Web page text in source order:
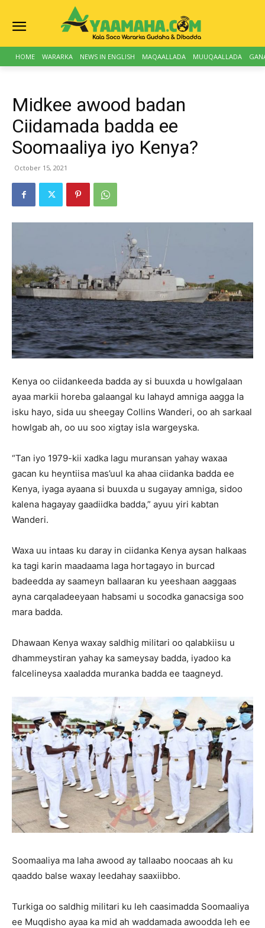
HOME WARARKA NEWS IN ENGLISH MAQAALLADA MUUQAALLADA
Midkee awood badan
Ciidamada badda ee
Soomaaliya iyo Kenya?
October 15, 2021
Kenya oo ciidankeeda badda ay si buuxda u howlgalaan
ayaa markii horeba galaangal ku lahayd amniga aagga la
isku hayo, sida uu sheegay Collins Wanderi, oo ah sarkaal
howlgab ah, oo uu soo xigtay isla wargeyska.
“Tan iyo 1979-kii xadka lagu muransan yahay waxaa
gacan ku heyntiisa mas’uul ka ahaa ciidanka badda ee
Kenya, iyaga ayaana si buuxda u sugayay amniga, sidoo
kalena hagayay gaadiidka badda,” ayuu yiri kabtan
Wanderi.
Waxa uu intaas ku daray in ciidanka Kenya aysan halkaas
ka tagi karin maadaama laga hortagayo in burcad
badeedda ay saameyn ballaaran ku yeeshaan aaggaas
ayna carqaladeeyaan habsami u socodka ganacsiga soo
mara badda.
Dhawaan Kenya waxay saldhig militari oo qalabkiisu u
dhammeystiran yahay ka sameysay badda, iyadoo ka
falcelineysa xaaladda muranka badda ee taagneyd.
Soomaaliya ma laha awood ay tallaabo noocaas ah ku
qaaddo balse waxay leedahay saaxiibbo.
Turkiga oo saldhig militari ku leh caasimadda Soomaaliya
ee Muqdisho ayaa ka mid ah waddamada awoodda leh ee